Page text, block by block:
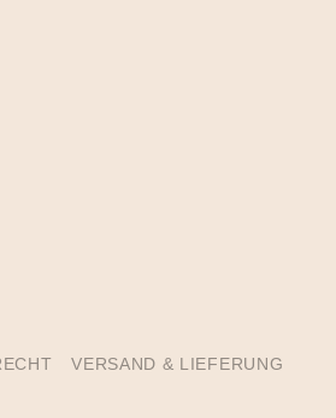
VERSAND & LIEFERUNG